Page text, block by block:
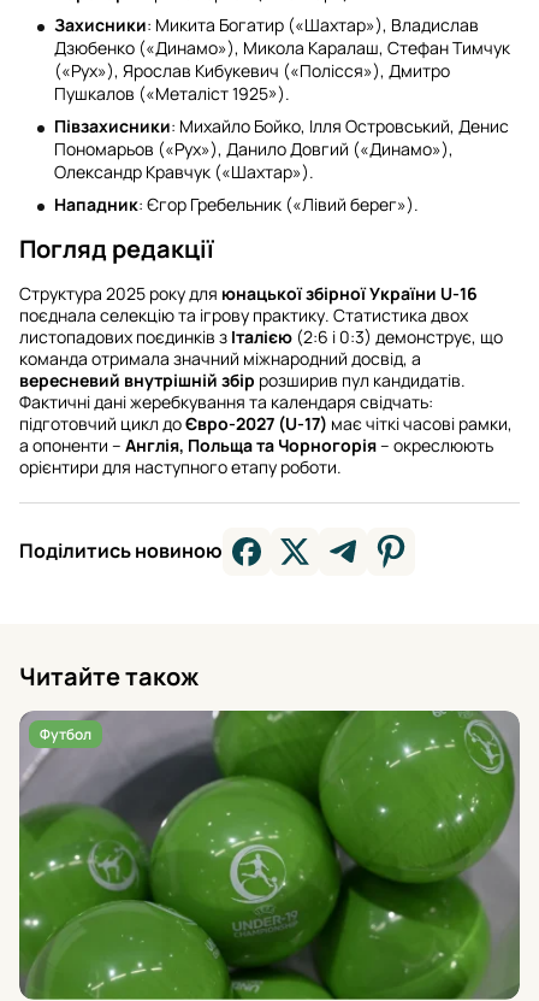
Захисники: Микита Богатир («Шахтар»), Владислав
Дзюбенко («Динамо»), Микола Каралаш, Стефан Тимчук
(«Рух»), Ярослав Кибукевич («Полісся»), Дмитро
Пушкалов («Металіст 1925»).
Півзахисники: Михайло Бойко, Ілля Островський, Денис
Пономарьов («Рух»), Данило Довгий («Динамо»),
Олександр Кравчук («Шахтар»).
Нападник: Єгор Гребельник («Лівий берег»).
Погляд редакції
Структура 2025 року для юнацької збірної України U-16
поєднала селекцію та ігрову практику. Статистика двох
листопадових поєдинків з Італією (2:6 і 0:3) демонструє, що
команда отримала значний міжнародний досвід, а
вересневий внутрішній збір розширив пул кандидатів.
Фактичні дані жеребкування та календаря свідчать:
підготовчий цикл доЄвро-2027 (U-17) має чіткі часові рамки,
а опоненти – Англія, Польща та Чорногорія– окреслюють
орієнтири для наступного етапу роботи.
Поділитись новиною
Читайте також
Футбол